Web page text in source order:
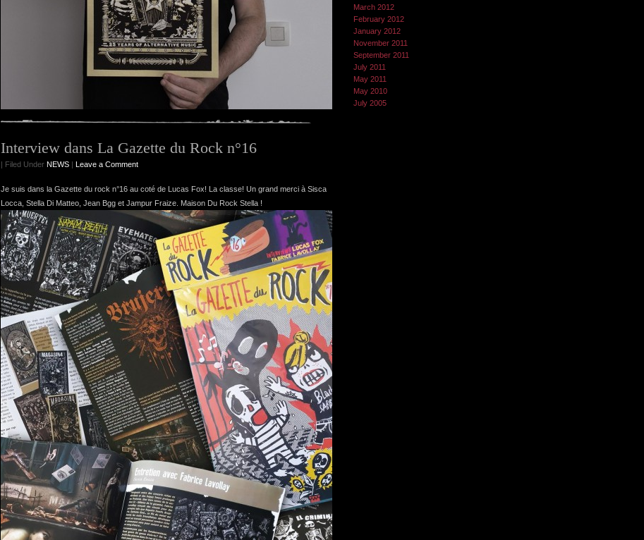
Interview dans La Gazette du Rock n°16
| Filed Under NEWS | Leave a Comment
Je suis dans la Gazette du rock n°16 au coté de Lucas Fox! La classe! Un grand merci à Sisca
Locca, Stella Di Matteo, Jean Bgg et Jampur Fraize. Maison Du Rock Stella !
March 2012
February 2012
January 2012
November 2011
September 2011
July 2011
May 2011
May 2010
July 2005